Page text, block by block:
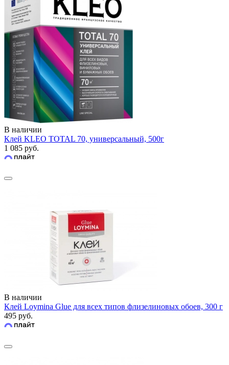
В наличии
Клей KLEO TOTAL 70, универсальный, 500г
1 085 руб.
В наличии
Клей Loymina Glue для всех типов флизелиновых обоев, 300 г
495 руб.